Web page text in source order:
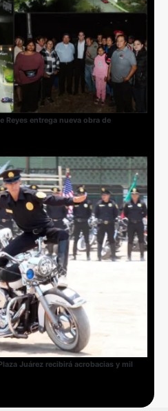
Reyes entrega nueva obra de
Juárez recibirá acrobacias y mil